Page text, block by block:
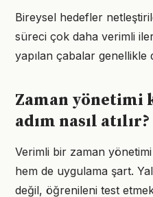
Bireysel hedefler
süreci çok daha verimli
yapılan çabalar genellikle
Zaman yönetimi
adım nasıl atılır?
Verimli bir zaman
hem de uygulama şart.
değil, öğrenileni test